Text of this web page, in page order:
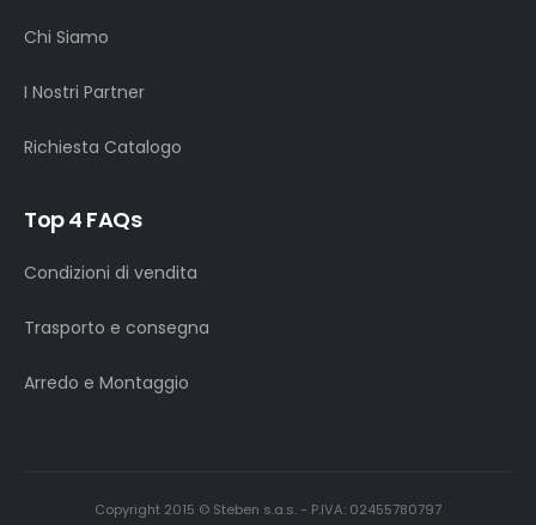
Chi Siamo
I Nostri Partner
Richiesta Catalogo
Top 4 FAQs
Condizioni di vendita
Trasporto e consegna
Arredo e Montaggio
Copyright 2015 © Steben s.a.s. - P.IVA: 02455780797